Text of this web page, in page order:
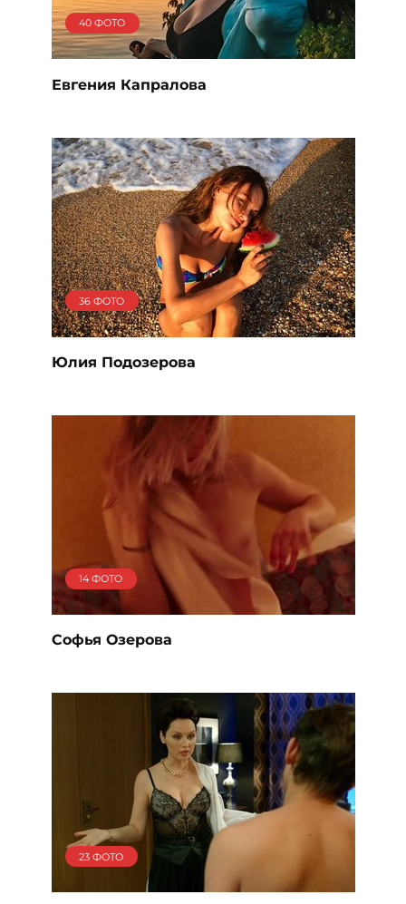
40 ФОТО
Евгения Капралова
36 ФОТО
Юлия Подозерова
14 ФОТО
Софья Озерова
23 ФОТО